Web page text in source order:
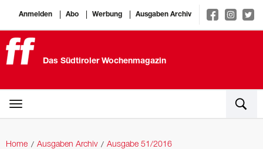
Anmelden Abo Werbung Ausgaben Archiv
Das Südtiroler Wochenmagazin
Home Ausgaben Archiv
Ausgabe 51/2016